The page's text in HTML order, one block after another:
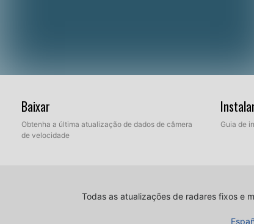
Baixar
Obtenha a última atualização de dados de câmera
de velocidade
Guia de
Todas as atualizações de radares fixos e